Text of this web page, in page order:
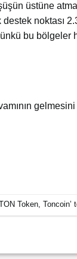
üstüne
noktası
bu
Token,Toncoin’